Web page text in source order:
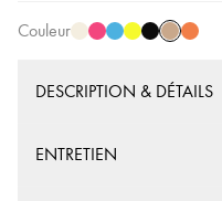
Couleur
DESCRIPTION & DÉTAILS
ENTRETIEN